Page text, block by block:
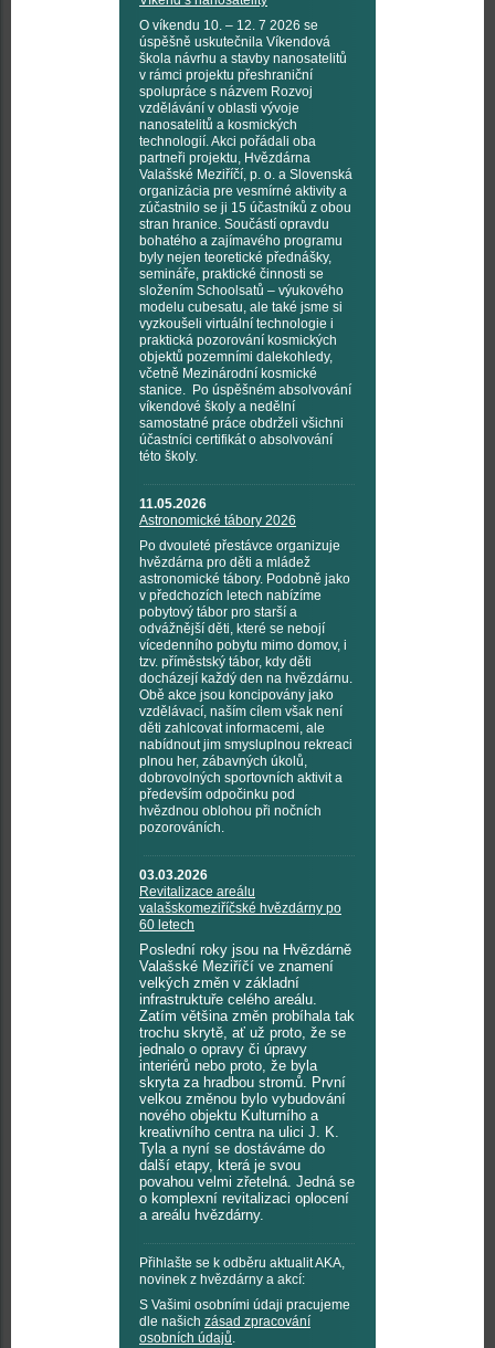
O víkendu 10. – 12. 7 2026 se
úspěšně uskutečnila Víkendová
škola návrhu a stavby nanosatelitů
v rámci projektu přeshraniční
spolupráce s názvem Rozvoj
vzdělávání v oblasti vývoje
nanosatelitů a kosmických
technologií. Akci pořádali oba
partneři projektu, Hvězdárna
Valašské Meziříčí, p. o. a Slovenská
organizácia pre vesmírné aktivity a
zúčastnilo se ji 15 účastníků z obou
stran hranice. Součástí opravdu
bohatého a zajímavého programu
byly nejen teoretické přednášky,
semináře, praktické činnosti se
složením Schoolsatů – výukového
modelu cubesatu, ale také jsme si
vyzkoušeli virtuální technologie i
praktická pozorování kosmických
objektů pozemními dalekohledy,
včetně Mezinárodní kosmické
stanice. Po úspěšném absolvování
víkendové školy a nedělní
samostatné práce obdrželi všichni
účastníci certifikát o absolvování
této školy.
11.05.2026
Astronomické tábory 2026
Po dvouleté přestávce organizuje
hvězdárna pro děti a mládež
astronomické tábory. Podobně jako
v předchozích letech nabízíme
pobytový tábor pro starší a
odvážnější děti, které se nebojí
vícedenního pobytu mimo domov, i
tzv. příměstský tábor, kdy děti
docházejí každý den na hvězdárnu.
Obě akce jsou koncipovány jako
vzdělávací, naším cílem však není
děti zahlcovat informacemi, ale
nabídnout jim smysluplnou rekreaci
plnou her, zábavných úkolů,
dobrovolných sportovních aktivit a
především odpočinku pod
hvězdnou oblohou při nočních
pozorováních.
03.03.2026
Revitalizace areálu
valašskomeziříčské hvězdárny po
60 letech
Poslední roky jsou na Hvězdárně
Valašské Meziříčí ve znamení
velkých změn v základní
infrastruktuře celého areálu.
Zatím většina změn probíhala tak
trochu skrytě, ať už proto, že se
jednalo o opravy či úpravy
interiérů nebo proto, že byla
skryta za hradbou stromů. První
velkou změnou bylo vybudování
nového objektu Kulturního a
kreativního centra na ulici J. K.
Tyla a nyní se dostáváme do
další etapy, která je svou
povahou velmi zřetelná. Jedná se
o komplexní revitalizaci oplocení
a areálu hvězdárny.
Přihlašte se k odběru aktualit AKA,
novinek z hvězdárny a akcí:
S Vašimi osobními údaji pracujeme
dle našich zásad zpracování
osobních údajů.